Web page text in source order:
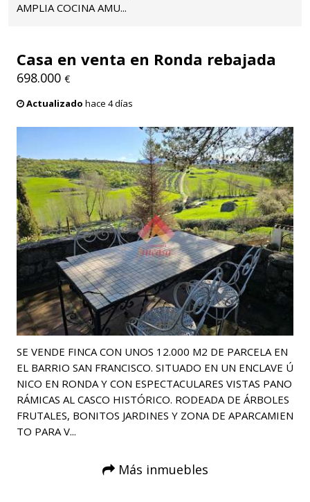
AMPLIA COCINA AMU...
Casa en venta en Ronda rebajada
698.000 €
Actualizado hace 4 días
SE VENDE FINCA CON UNOS 12.000 M2 DE PARCELA EN
EL BARRIO SAN FRANCISCO. SITUADO EN UN ENCLAVE Ú
NICO EN RONDA Y CON ESPECTACULARES VISTAS PANO
RÁMICAS AL CASCO HISTÓRICO. RODEADA DE ÁRBOLES
FRUTALES, BONITOS JARDINES Y ZONA DE APARCAMIEN
TO PARA V...
Más inmuebles